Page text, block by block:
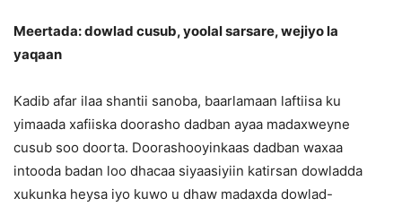
Meertada: dowlad cusub, yoolal sarsare, wejiyo la
yaqaan
Kadib afar ilaa shantii sanoba, baarlamaan laftiisa ku
yimaada xafiiska doorasho dadban ayaa madaxweyne
cusub soo doorta. Doorashooyinkaas dadban waxaa
intooda badan loo dhacaa siyaasiyiin katirsan dowladda
xukunka heysa iyo kuwo u dhaw madaxda dowlad-